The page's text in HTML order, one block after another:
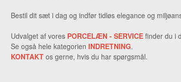
Bestil dit sæt i dag og indfør tidløs elegance og
Udvalget af vores PORCELÆN - SERVICE finder du i
Se også hele kategorien INDRETNING.
KONTAKT os gerne, hvis du har spørgsmål.